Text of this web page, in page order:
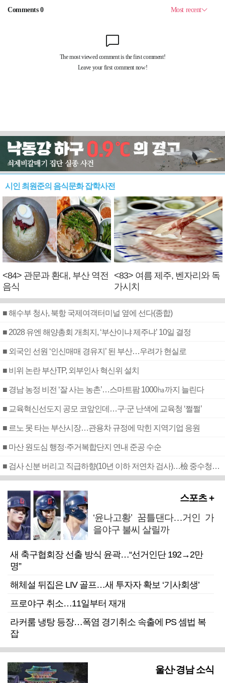
시인 최원준의 음식문화 잡학사전
<84> 관문과 환대, 부산 역전
음식
<83> 여름 제주, 벤자리와 독
가시치
■ 해수부 청사, 북항 국제여객터미널 옆에 선다(종합)
■ 2028 유엔 해양총회 개최지, ‘부산이냐 제주냐’ 10일 결정
■ 외국인 선원 ‘인신매매 경유지’ 된 부산…우려가 현실로
■ 비위 논란 부산TP, 외부인사 혁신위 설치
■ 경남 농정 비전 ‘잘 사는 농촌’…스마트팜 1000㏊까지 늘린다
■ 교육혁신선도지 공모 코앞인데…구·군 난색에 교육청 ‘쩔쩔’
■ 르노 못 타는 부산시장…관용차 규정에 막힌 지역기업 응원
■ 마산 원도심 행정·주거복합단지 연내 준공 수순
■ 검사 신분 버리고 직급하향(10년 이하 저연차 검사)…檢 중수청행 기피
스포츠 +
‘윤나고황’ 꿈틀댄다…거인 가
을야구 불씨 살릴까
새 축구협회장 선출 방식 윤곽…“선거인단 192→2만
명”
해체설 뒤집은 LIV 골프…새 투자자 확보 ‘기사회생’
프로야구 취소…11일부터 재개
라커룸 냉탕 등장…폭염 경기취소 속출에 PS 셈법 복
잡
울산·경남 소식